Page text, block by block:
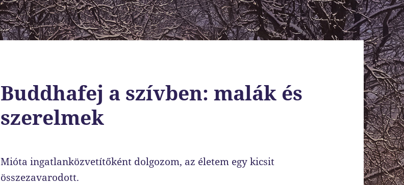
Buddhafej a szívben: malák és
szerelmek
Mióta ingatlanközvetítőként dolgozom, az életem egy kicsit
összezavarodott.